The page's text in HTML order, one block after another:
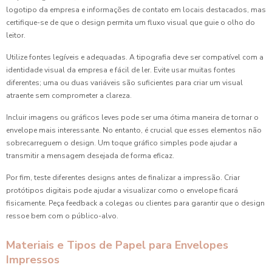
logotipo da empresa e informações de contato em locais destacados, mas
certifique-se de que o design permita um fluxo visual que guie o olho do
leitor.
Utilize fontes legíveis e adequadas. A tipografia deve ser compatível com a
identidade visual da empresa e fácil de ler. Evite usar muitas fontes
diferentes; uma ou duas variáveis são suficientes para criar um visual
atraente sem comprometer a clareza.
Incluir imagens ou gráficos leves pode ser uma ótima maneira de tornar o
envelope mais interessante. No entanto, é crucial que esses elementos não
sobrecarreguem o design. Um toque gráfico simples pode ajudar a
transmitir a mensagem desejada de forma eficaz.
Por fim, teste diferentes designs antes de finalizar a impressão. Criar
protótipos digitais pode ajudar a visualizar como o envelope ficará
fisicamente. Peça feedback a colegas ou clientes para garantir que o design
ressoe bem com o público-alvo.
Materiais e Tipos de Papel para Envelopes
Impressos